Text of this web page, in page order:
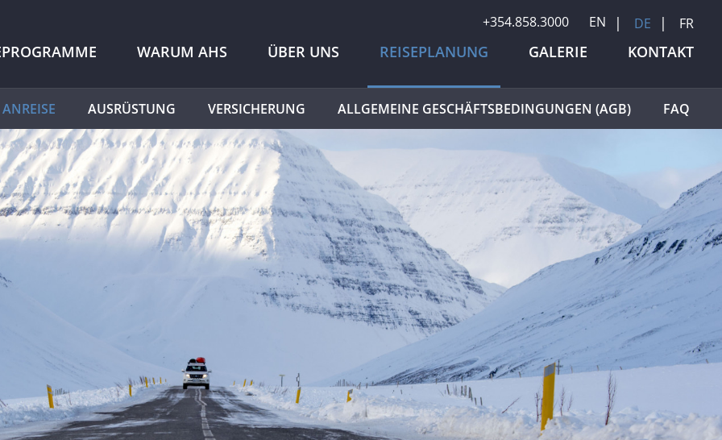
+354.858.3000 EN DE FR
WARUM AHS ÜBER UNS REISEPLANUNG GALERIE KONTAKT
ANREISE AUSRÜSTUNG VERSICHERUNG ALLGEMEINE GESCHÄFTSBEDINGUNGEN (AGB) FAQ